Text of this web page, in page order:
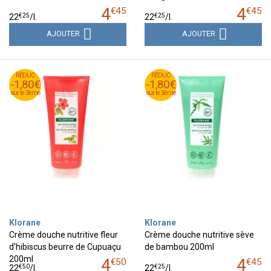
4€45
22€25/l.
AJOUTER
4€45
22€25/l.
AJOUTER
RÉDUC
-1,80€
sur le 3ème
RÉDUC
-1,80€
sur le 3ème
Klorane
Crème douche nutritive fleur
d'hibiscus beurre de Cupuaçu
200ml
4€50
22€50/l.
RÉDUC
-1,80€
sur le 3ème
RÉDUC
-1,80€
sur le 3ème
Klorane
Crème douche nutritive sève
de bambou 200ml
4€45
22€25/l.